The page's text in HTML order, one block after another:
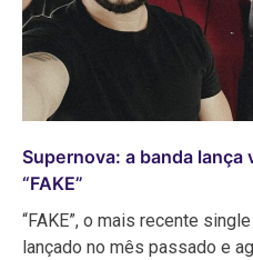
Supernova: a banda lança
“FAKE”
“FAKE”, o mais recente
lançado no mês passado e